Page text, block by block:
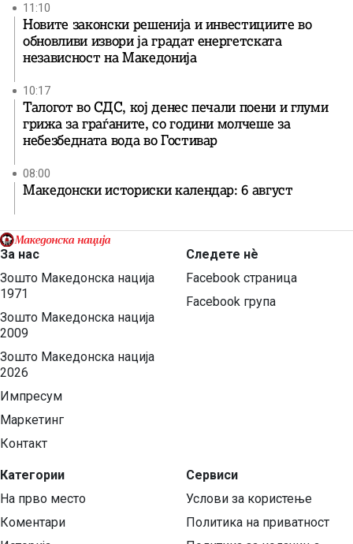
11:10
Новите законски решенија и инвестициите во
обновливи извори ја градат енергетската
независност на Македонија
10:17
Талогот во СДС, кој денес печали поени и глуми
грижа за граѓаните, со години молчеше за
небезбедната вода во Гостивар
08:00
Македонски историски календар: 6 август
За нас
Зошто Македонска нација
1971
Зошто Македонска нација
2009
Зошто Македонска нација
2026
Импресум
Маркетинг
Контакт
Категории
На прво место
Коментари
Следете нѐ
Facebook страница
Facebook група
Сервиси
Услови за користење
Политика на приватност